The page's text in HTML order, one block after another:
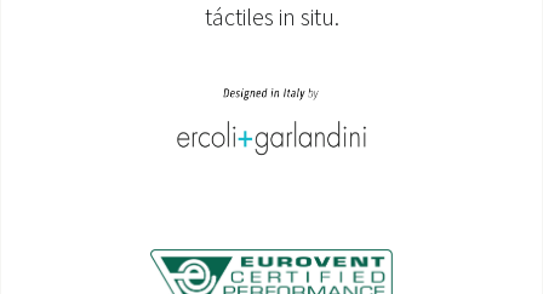
táctiles in situ.